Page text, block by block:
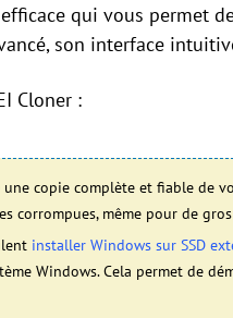
qui vous permet
son interface
Cloner :
copie complète et fiable de
corrompues, même pour de
installer Windows sur SSD
Windows. Cela permet de